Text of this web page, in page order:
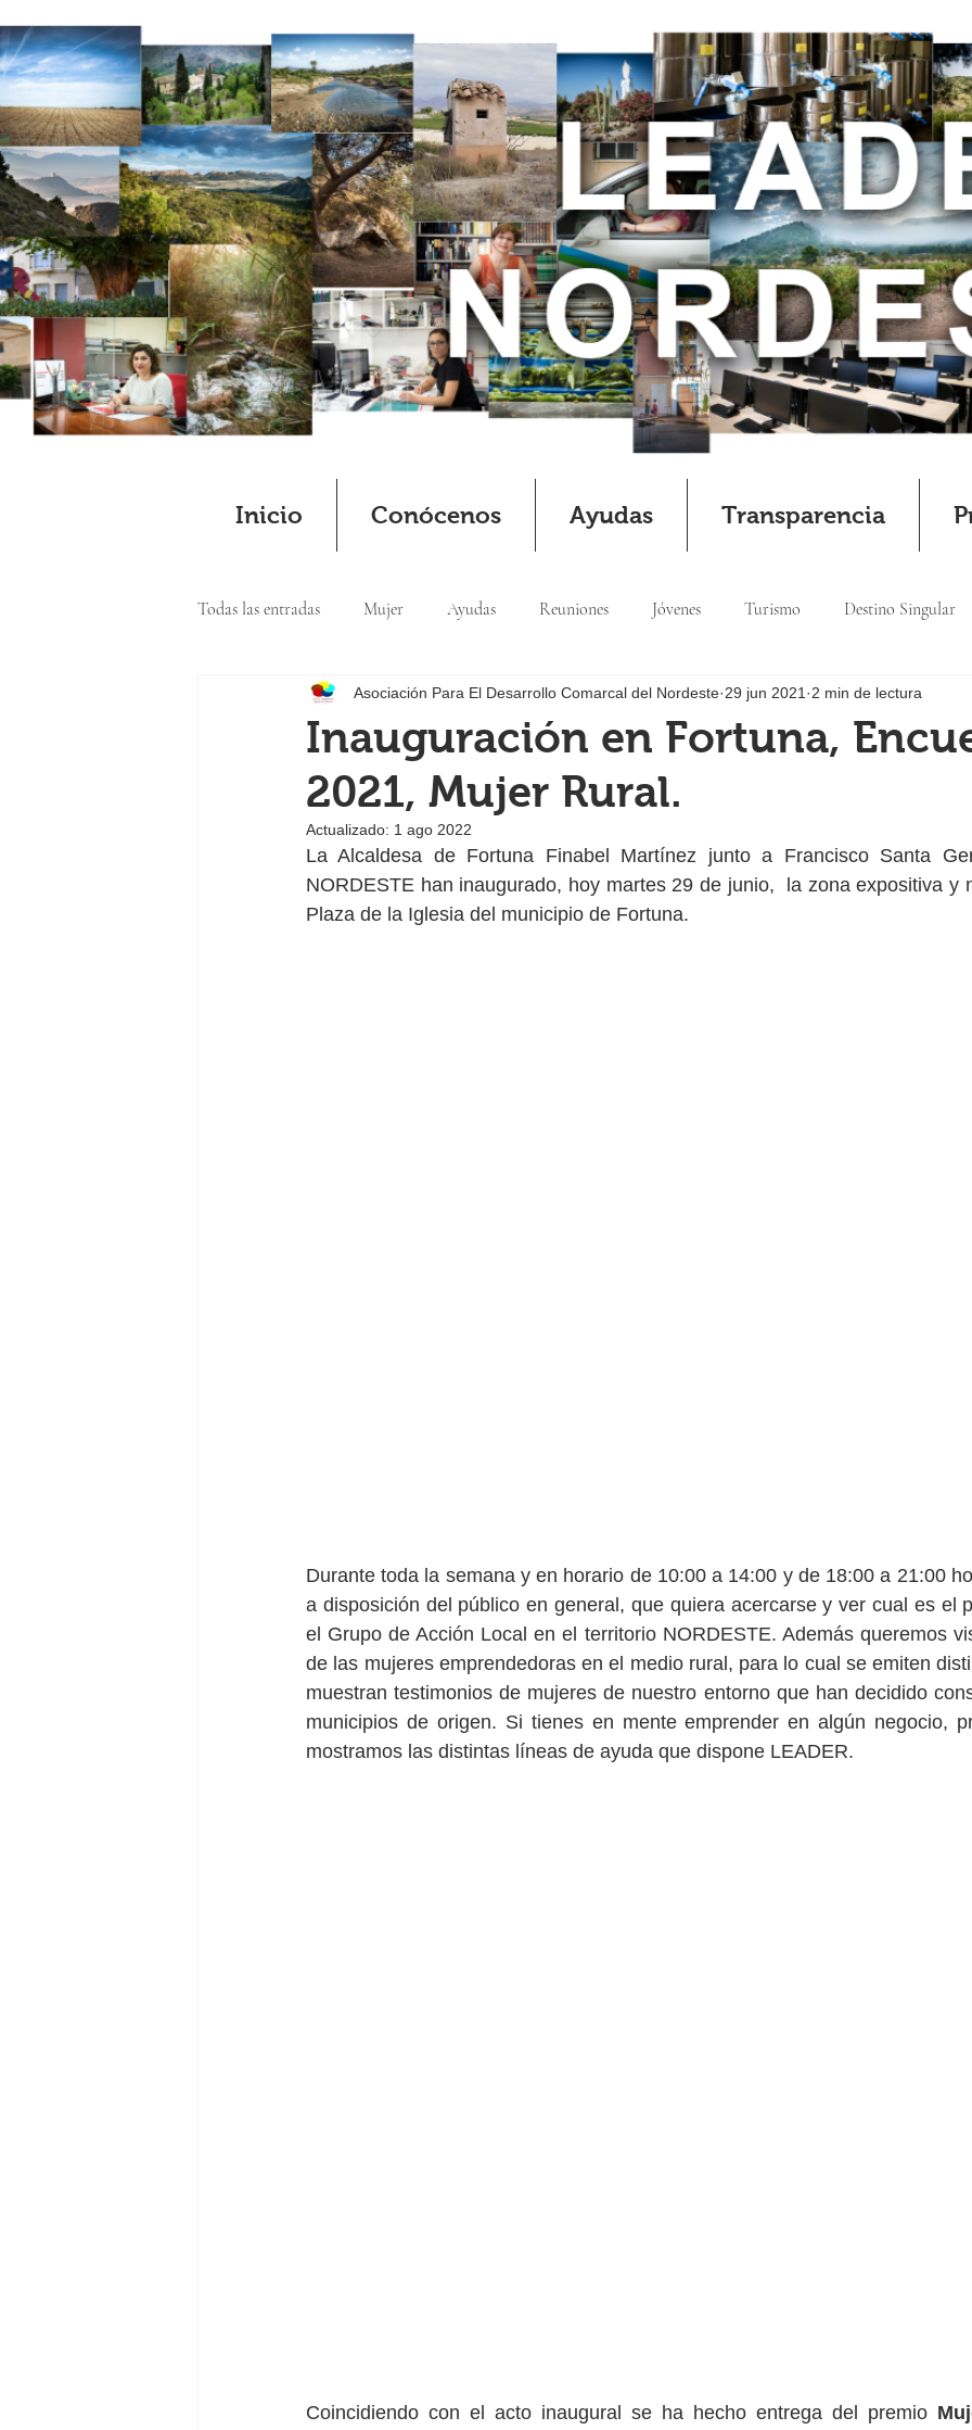
Inicio Conócenos Ayudas Transparencia
Todas las entradas Mujer Ayudas Reuniones Jóvenes Turismo Destino Singular
Cooperación
Inauguración en Fortuna,
2021, Mujer Rural.
Asociación Para El Desarrollo Comarcal del Nordeste 29 jun 2021 2 min de lectura
Actualizado: 1 ago 2022
La Alcaldesa de Fortuna Finabel Martínez junto a Francisco Santa
NORDESTE han inaugurado, hoy martes 29 de junio,  la zona expositiva y
Plaza de la Iglesia del municipio de Fortuna.
Durante toda la semana y en horario de 10:00 a 14:00 y de 18:00 a 21:00
a disposición del público en general, que quiera acercarse y ver cual es el
el Grupo de Acción Local en el territorio NORDESTE. Además queremos
de las mujeres emprendedoras en el medio rural, para lo cual se emiten
muestran testimonios de mujeres de nuestro entorno que han decidido
municipios de origen. Si tienes en mente emprender en algún negocio,
mostramos las distintas líneas de ayuda que dispone LEADER.
Coincidiendo con el acto inaugural se ha hecho entrega del premio